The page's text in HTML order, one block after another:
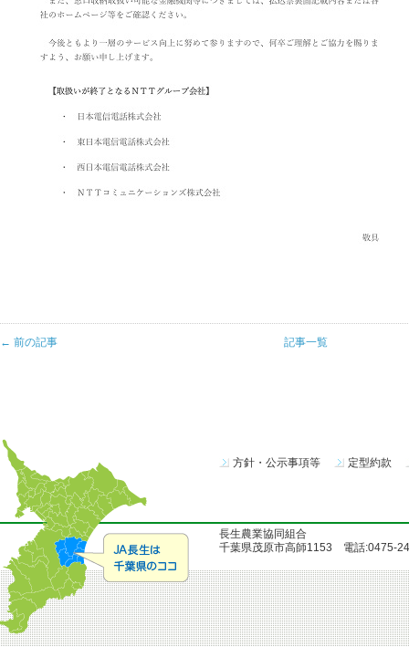
← 前の記事 記事一覧
方針・公示事項等 定型約款
長生農業協同組合
千葉県茂原市高師1153 電話:0475-